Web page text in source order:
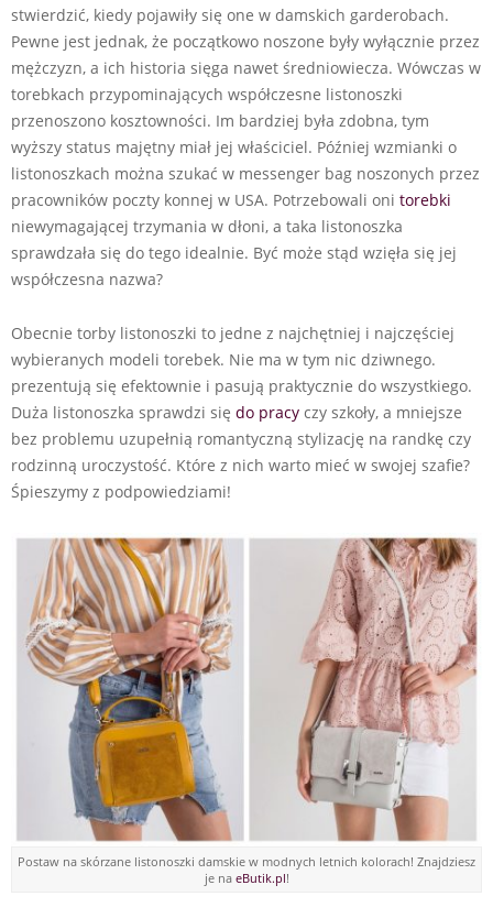
stwierdzić, kiedy pojawiły się one w damskich garderobach.
Pewne jest jednak, że początkowo noszone były wyłącznie przez
mężczyzn, a ich historia sięga nawet średniowiecza. Wówczas w
torebkach przypominających współczesne listonoszki
przenoszono kosztowności. Im bardziej była zdobna, tym
wyższy status majętny miał jej właściciel. Później wzmianki o
listonoszkach można szukać w messenger bag noszonych przez
pracowników poczty konnej w USA. Potrzebowali oni torebki
niewymagającej trzymania w dłoni, a taka listonoszka
sprawdzała się do tego idealnie. Być może stąd wzięła się jej
współczesna nazwa?
Obecnie torby listonoszki to jedne z najchętniej i najczęściej
wybieranych modeli torebek. Nie ma w tym nic dziwnego.
prezentują się efektownie i pasują praktycznie do wszystkiego.
Duża listonoszka sprawdzi się do pracy czy szkoły, a mniejsze
bez problemu uzupełnią romantyczną stylizację na randkę czy
rodzinną uroczystość. Które z nich warto mieć w swojej szafie?
Śpieszymy z podpowiedziami!
Postaw na skórzane listonoszki damskie w modnych letnich kolorach! Znajdziesz
je na eButik.pl!